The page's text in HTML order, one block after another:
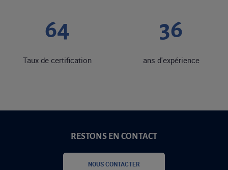
72
Taux de certification
40
ans d'expérience
RESTONS EN CONTACT
NOUS CONTACTER